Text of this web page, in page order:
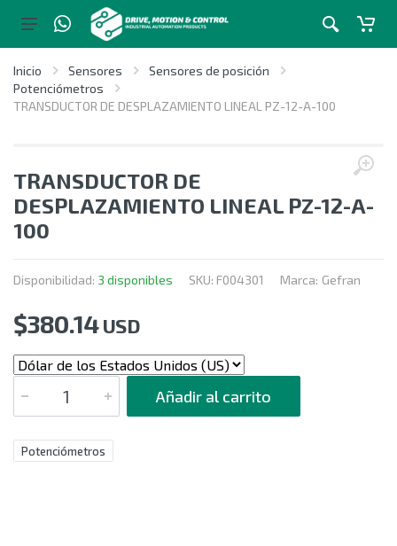
Inicio Sensores
Sensores de posición
Potenciómetros
TRANSDUCTOR DE DESPLAZAMIENTO LINEAL PZ-12-A-100
TRANSDUCTOR DE
DESPLAZAMIENTO LINEAL PZ-12-A-
100
Disponibilidad: 3 disponibles SKU: F004301 Marca: Gefran
$380.14USD
CANTIDAD
Añadir al carrito
Potenciómetros